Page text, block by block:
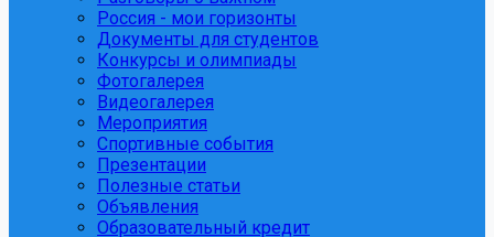
Россия - мои горизонты
Документы для студентов
Конкурсы и олимпиады
Фотогалерея
Видеогалерея
Мероприятия
Спортивные события
Презентации
Полезные статьи
Объявления
Образовательный кредит